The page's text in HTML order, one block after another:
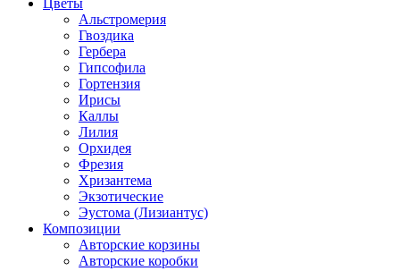
Цветы
Альстромерия
Гвоздика
Гербера
Гипсофила
Гортензия
Ирисы
Каллы
Лилия
Орхидея
Фрезия
Хризантема
Экзотические
Эустома (Лизиантус)
Композиции
Авторские корзины
Авторские коробки